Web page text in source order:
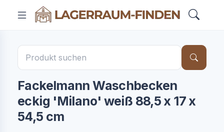
Fackelmann Waschbecken
eckig 'Milano' weiß 88,5 x 17 x
54,5 cm